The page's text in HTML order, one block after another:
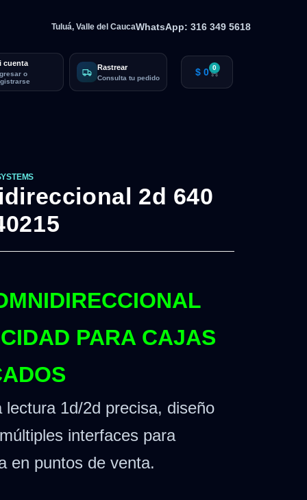
Tuluá, Valle del CaucaWhatsApp: 316 349 5618
cuenta
o
Rastrear
Consulta tu pedido $ 0 0
2d 640
PARA CAJAS
1d/2d precisa, diseño
interfaces para
en puntos de venta.